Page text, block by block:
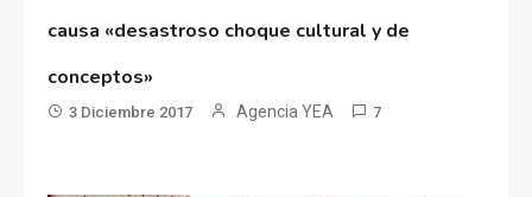
causa «desastroso choque cultural y de
conceptos»
3 Diciembre 2017 Agencia YEA 7